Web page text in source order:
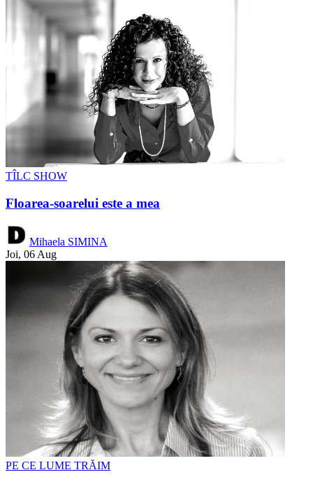
TÎLC SHOW
Floarea-soarelui este a mea
Mihaela SIMINA
Joi, 06 Aug
PE CE LUME TRĂIM